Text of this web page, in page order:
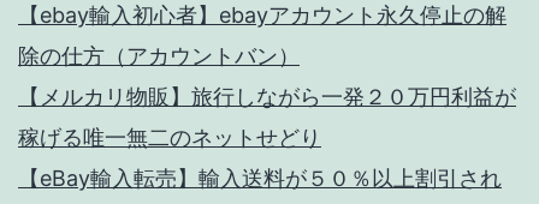
【ebay輸入初心者】ebayアカウント永久停止の解
除の仕方（アカウントバン）
【メルカリ物販】旅行しながら一発２０万円利益が
稼げる唯一無二のネットせどり
【eBay輸入転売】輸入送料が５０％以上割引され